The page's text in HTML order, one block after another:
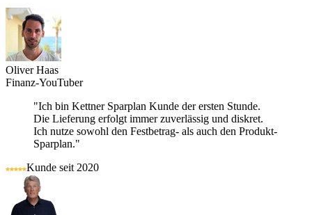
Oliver Haas
Finanz-YouTuber
"Ich bin Kettner Sparplan Kunde der ersten Stunde.
Die Lieferung erfolgt immer zuverlässig und diskret.
Ich nutze sowohl den Festbetrag- als auch den Produkt-
Sparplan."
Kunde seit 2020